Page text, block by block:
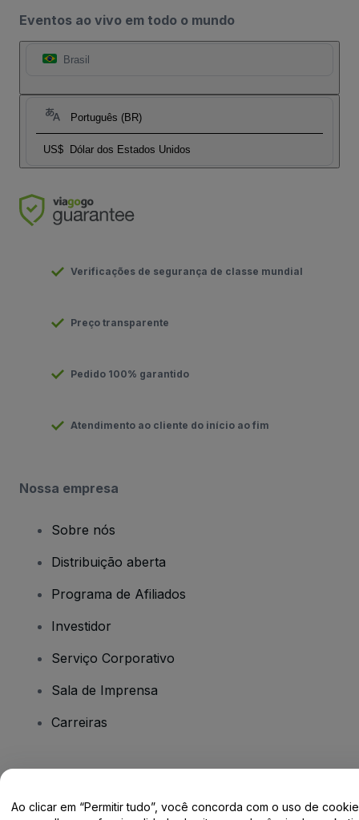
Eventos ao vivo em todo o mundo
Brasil
Português (BR)
US$ Dólar dos Estados Unidos
Verificações de segurança de classe mundial
Preço transparente
Pedido 100% garantido
Atendimento ao cliente do início ao fim
Nossa empresa
Sobre nós
Distribuição aberta
Programa de Afiliados
Investidor
Serviço Corporativo
Sala de Imprensa
Carreiras
Ao clicar em “Permitir tudo”, você concorda com o uso de